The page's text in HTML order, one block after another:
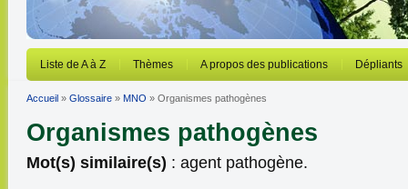
Liste de A à Z Thèmes A propos des publications Dépliants
Accueil » Glossaire » MNO » Organismes pathogènes
Organismes pathogènes
Mot(s) similaire(s) : agent pathogène.